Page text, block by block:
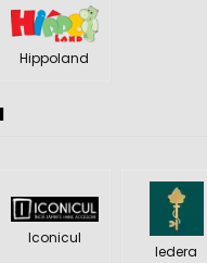
Hippoland
I
Iconicul
Iedera